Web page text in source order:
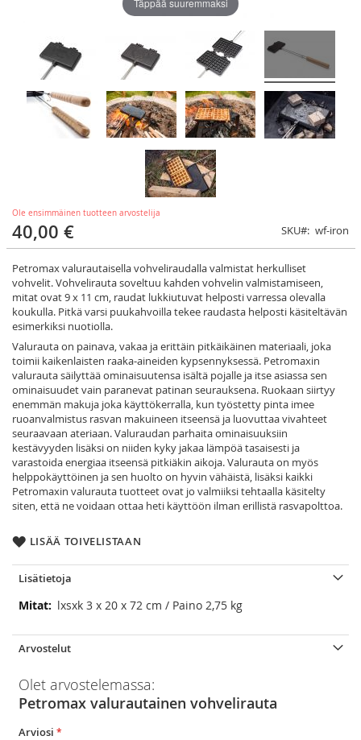
Ole ensimmäinen tuotteen arvostelija
40,00 € SKU wf-iron
Petromax valurautaisella vohveliraudalla valmistat herkulliset
vohvelit. Vohvelirauta soveltuu kahden vohvelin valmistamiseen,
mitat ovat 9 x 11 cm, raudat lukkiutuvat helposti varressa olevalla
koukulla. Pitkä varsi puukahvoilla tekee raudasta helposti käsiteltävän
esimerkiksi nuotiolla.
Valurauta on painava, vakaa ja erittäin pitkäikäinen materiaali, joka
toimii kaikenlaisten raaka‐aineiden kypsennyksessä. Petromaxin
valurauta säilyttää ominaisuutensa isältä pojalle ja itse asiassa sen
ominaisuudet vain paranevat patinan seurauksena. Ruokaan siirtyy
enemmän makuja joka käyttökerralla, kun työstetty pinta imee
ruoanvalmistus rasvan makuineen itseensä ja luovuttaa vivahteet
seuraavaan ateriaan. Valuraudan parhaita ominaisuuksiin
kestävyyden lisäksi on niiden kyky jakaa lämpöä tasaisesti ja
varastoida energiaa itseensä pitkiäkin aikoja. Valurauta on myös
helppokäyttöinen ja sen huolto on hyvin vähäistä, lisäksi kaikki
Petromaxin valurauta tuotteet ovat jo valmiiksi tehtaalla käsitelty
siten, että ne voidaan ottaa heti käyttöön ilman erillistä rasvapolttoa.
LISÄÄ TOIVELISTAAN
Täppää suuremmaksi
Lisätietoja
Lisätietojalxsxk 3 x 20 x 72 cm / Paino 2,75 kg
Arvostelut
Olet arvostelemassa:
Petromax valurautainen vohvelirauta
Arviosi